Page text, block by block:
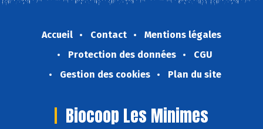
Accueil Contact
Mentions légales
Protection des données
CGU
Gestion des cookies
Plan du site
Biocoop Les Minimes